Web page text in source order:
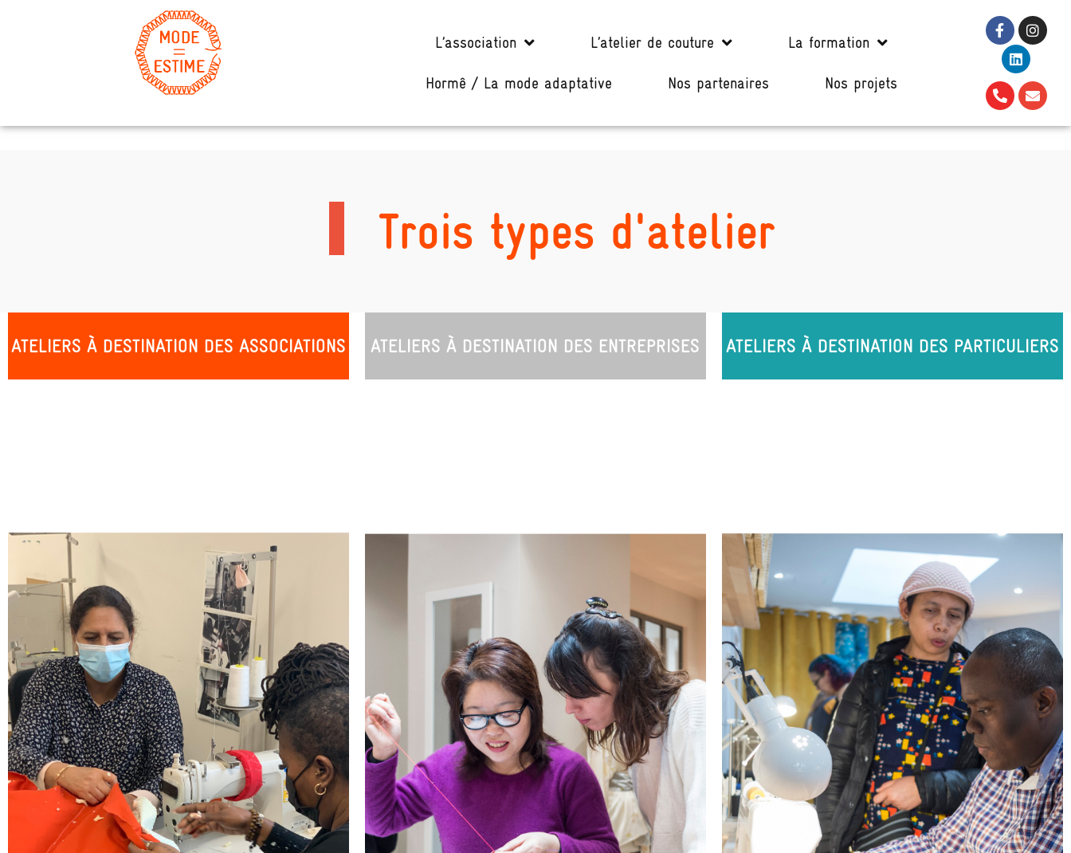
L’association L’atelier de couture La formation
Hormê / La mode adaptative Nos partenaires Nos projets
Trois types d'atelier
ATELIERS À DESTINATION DES ASSOCIATIONS ATELIERS À DESTINATION DES ENTREPRISES ATELIERS À DESTINATION DES PARTICULIERS
Un Workshop dans notre atelier
Pour tous vos évènements
La Textilerie